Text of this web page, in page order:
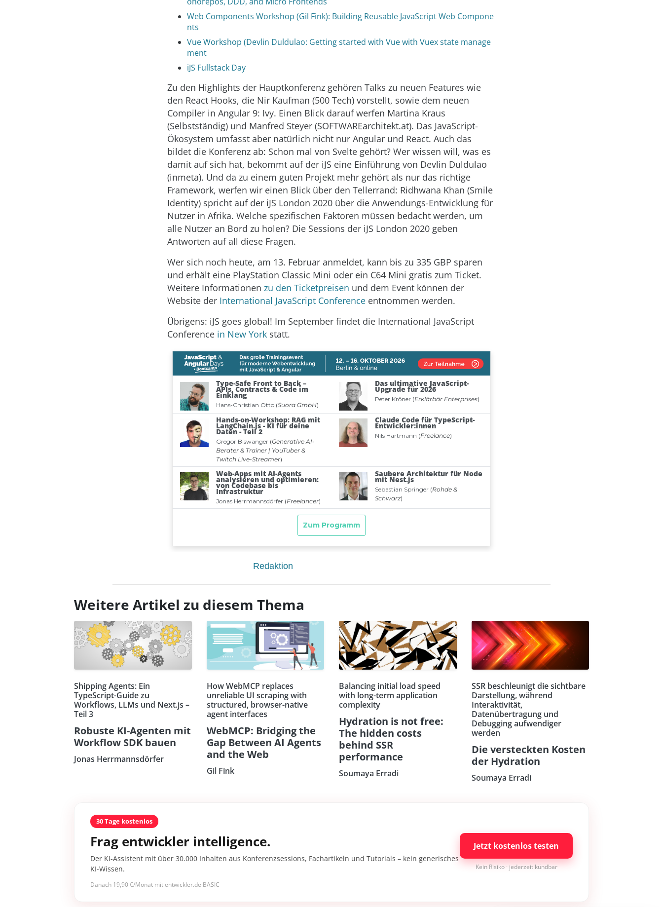
Web Components Workshop (Gil Fink): Building Reusable JavaScript Web Compone
nts
Vue Workshop (Devlin Duldulao: Getting started with Vue with Vuex state manage
ment
iJS Fullstack Day
Zu den Highlights der Hauptkonferenz gehören Talks zu neuen Features wie
den React Hooks, die Nir Kaufman (500 Tech) vorstellt, sowie dem neuen
Compiler in Angular 9: Ivy. Einen Blick darauf werfen Martina Kraus
(Selbstständig) und Manfred Steyer (SOFTWAREarchitekt.at). Das JavaScript-
Ökosystem umfasst aber natürlich nicht nur Angular und React. Auch das
bildet die Konferenz ab: Schon mal von Svelte gehört? Wer wissen will, was es
damit auf sich hat, bekommt auf der iJS eine Einführung von Devlin Duldulao
(inmeta). Und da zu einem guten Projekt mehr gehört als nur das richtige
Framework, werfen wir einen Blick über den Tellerrand: Ridhwana Khan (Smile
Identity) spricht auf der iJS London 2020 über die Anwendungs-Entwicklung für
Nutzer in Afrika. Welche spezifischen Faktoren müssen bedacht werden, um
alle Nutzer an Bord zu holen? Die Sessions der iJS London 2020 geben
Antworten auf all diese Fragen.
Wer sich noch heute, am 13. Februar anmeldet, kann bis zu 335 GBP sparen
und erhält eine PlayStation Classic Mini oder ein C64 Mini gratis zum Ticket.
Weitere Informationen zu den Ticketpreisen und dem Event können der
Website der International JavaScript Conference entnommen werden.
Übrigens: iJS goes global! Im September findet die International JavaScript
Conference in New York statt.
Redaktion
Weitere Artikel zu diesem Thema
Shipping Agents: Ein
TypeScript-Guide zu
Workflows, LLMs und Next.js –
Teil 3
Robuste KI-Agenten mit
Workflow SDK bauen
Jonas Herrmannsdörfer
How WebMCP replaces
unreliable UI scraping with
structured, browser-native
agent interfaces
WebMCP: Bridging the
Gap Between AI Agents
and the Web
Gil Fink
Balancing initial load speed
with long-term application
complexity
Hydration is not free:
The hidden costs
behind SSR
performance
Soumaya Erradi
SSR beschleunigt die sichtbare
Darstellung, während
Interaktivität,
Datenübertragung und
Debugging aufwendiger
werden
Die versteckten Kosten
der Hydration
Soumaya Erradi
30 Tage kostenlos
Frag entwickler intelligence.
Der KI-Assistent mit über 30.000 Inhalten aus Konferenzsessions, Fachartikeln und Tutorials – kein generisches
KI-Wissen.
Danach 19,90 €/Monat mit entwickler.de BASIC
Jetzt kostenlos testen
Kein Risiko · jederzeit kündbar